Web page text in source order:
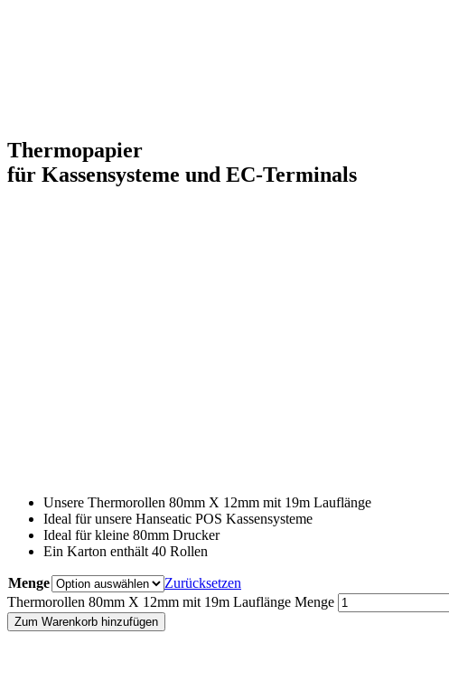
Thermopapier
für Kassensysteme und EC-Terminals
Unsere Thermorollen 80mm X 12mm mit 19m Lauflänge
Ideal für unsere Hanseatic POS Kassensysteme
Ideal für kleine 80mm Drucker
Ein Karton enthält 40 Rollen
Menge
Zurücksetzen
Thermorollen 80mm X 12mm mit 19m Lauflänge Menge
Zum Warenkorb hinzufügen